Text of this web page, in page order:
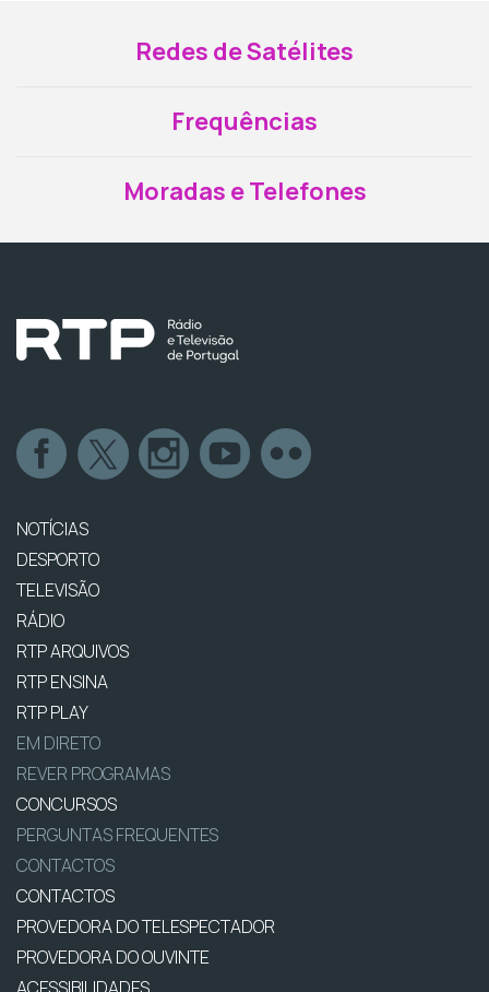
Redes de Satélites
Frequências
Moradas e Telefones
NOTÍCIAS
DESPORTO
TELEVISÃO
RÁDIO
RTP ARQUIVOS
RTP ENSINA
RTP PLAY
EM DIRETO
REVER PROGRAMAS
CONCURSOS
PERGUNTAS FREQUENTES
CONTACTOS
CONTACTOS
PROVEDORA DO TELESPECTADOR
PROVEDORA DO OUVINTE